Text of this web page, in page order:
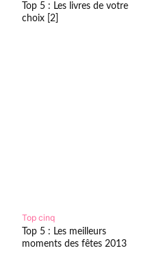
Top 5 : Les livres de votre
choix [2]
Top cinq
Top 5 : Les meilleurs
moments des fêtes 2013